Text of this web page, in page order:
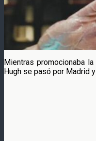
Mientras promocionaba
Hugh se pasó por Madrid